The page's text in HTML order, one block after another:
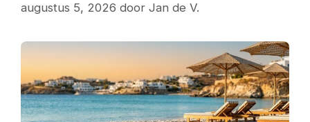
augustus 5, 2026 door Jan de V.